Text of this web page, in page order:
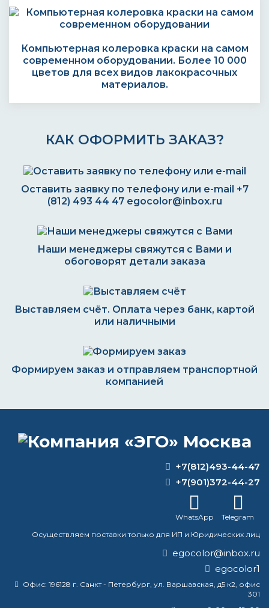
Компьютерная колеровка краски на самом
современном оборудовании. Более 10 000
цветов для всех видов лакокрасочных
материалов.
КАК ОФОРМИТЬ ЗАКАЗ?
Оставить заявку по телефону или e-mail +7
(812) 493 44 47 egocolor@inbox.ru
Наши менеджеры свяжутся с Вами и
обоговорят детали заказа
Выставляем счёт. Оплата через банк, картой
или наличными
Формируем заказ и отправляем транспортной
компанией
ВОПРОС-ОТВЕТ
В чем разница между эмалью и
Нужно ли грунтовать перед
нанесением термостойкой краски?
Какую площадь покрывает 1 литр
+7(812)493-44-47
+7(901)372-44-27
WhatsApp
Telegram
Осуществляем поставки только для ИП и Юридических лиц
egocolor@inbox.ru
egocolor1
Офис: 196128 г. Санкт - Петербург, ул. Варшавская, д5 к2, офис
301